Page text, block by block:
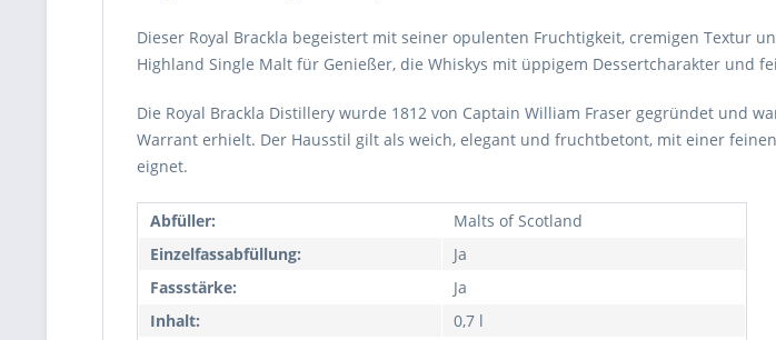
Dieser Royal Brackla begeistert mit seiner opulenten Fruchtigkeit, cremigen Textur
Highland Single Malt für Genießer, die Whiskys mit üppigem Dessertcharakter und
Die Royal Brackla Distillery wurde 1812 von Captain William Fraser gegründet und
Warrant erhielt. Der Hausstil gilt als weich, elegant und fruchtbetont, mit einer
eignet.
Abfüller:
Malts of Scotland
Einzelfassabfüllung:
Ja
Fassstärke:
Ja
Inhalt:
0,7 l